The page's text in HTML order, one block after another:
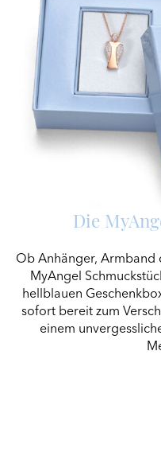
Die
Ob Anhänger, Armband
MyAngel
hellblauen
sofort bereit zum
einem